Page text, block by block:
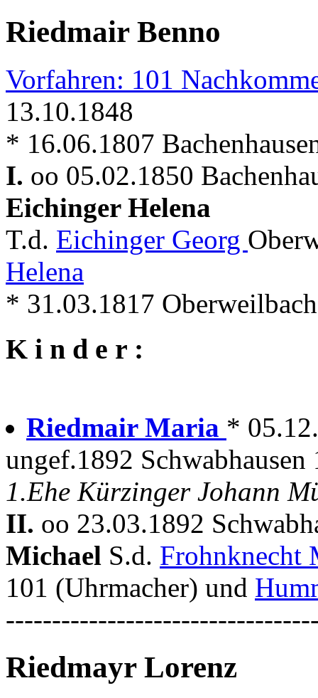
Riedmair Benno
Vorfahren: 101
13.10.1848
* 16.06.1807
I. oo 05.02.1850
Eichinger Helena
T.d. Eichinger Georg
Helena
* 31.03.1817
K i n d e r :
Riedmair Maria *
ungef.1892
1.Ehe Kürzinger Johann
II. oo 23.03.1892
Michael S.d. Frohnknecht
101 (Uhrmacher) und
Riedmayr Lorenz